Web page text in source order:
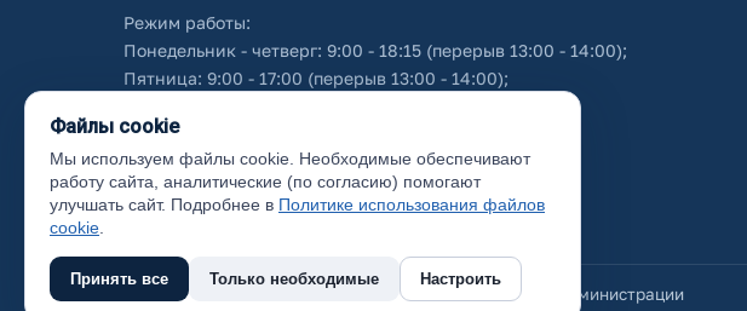
Режим работы:
Понедельник - четверг: 9:00 - 18:15 (перерыв 13:00 - 14:00);
Пятница: 9:00 - 17:00 (перерыв 13:00 - 14:00);
Об использовании персональных данных
(с) 2017 Ханты-Мансийский район, официальный сайт администрации
Файлы cookie
Мы используем файлы cookie. Необходимые обеспечивают
работу сайта, аналитические (по согласию) помогают
улучшать сайт. Подробнее в Политике использования файлов
cookie
Принять все Только необходимые Настроить